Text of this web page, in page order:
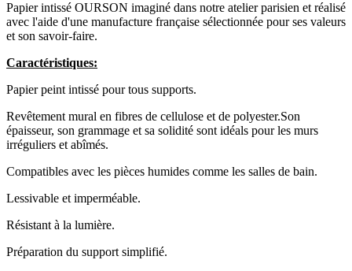
Papier intissé OURSON imaginé dans notre atelier parisien et réalisé
avec l'aide d'une manufacture française sélectionnée pour ses valeurs
et son savoir-faire.
Caractéristiques:
Papier peint intissé pour tous supports.
Revêtement mural en fibres de cellulose et de polyester.Son
épaisseur, son grammage et sa solidité sont idéals pour les murs
irréguliers et abîmés.
Compatibles avec les pièces humides comme les salles de bain.
Lessivable et imperméable.
Résistant à la lumière.
Préparation du support simplifié.